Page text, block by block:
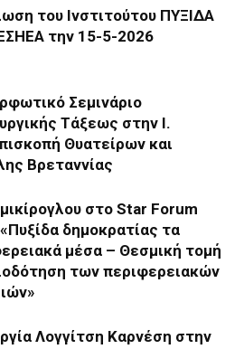
του Ινστιτούτου ΠΥΞΙΔΑ
την 15-5-2026
Σεμινάριο
Τάξεως στην Ι.
Θυατείρων και
Βρεταννίας
στο Star Forum
δημοκρατίας τα
μέσα – Θεσμική τομή
των περιφερειακών
Λογγίτση Καρνέση στην